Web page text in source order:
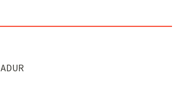
ADUR